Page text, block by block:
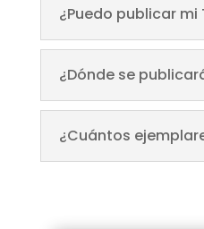
¿Puedo publicar mi
¿Dónde se
¿Cuántos